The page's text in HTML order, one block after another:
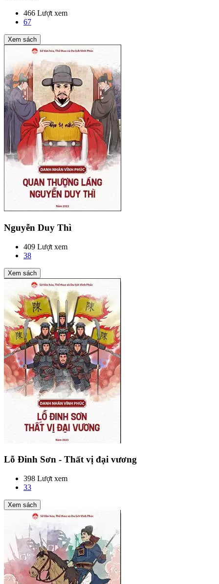
466 Lượt xem
67
Xem sách
Nguyễn Duy Thì
409 Lượt xem
38
Xem sách
Lỗ Đinh Sơn - Thất vị đại vương
398 Lượt xem
33
Xem sách